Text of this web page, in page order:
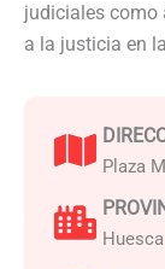
judiciales como
a la justicia en
Plaza
Huesca